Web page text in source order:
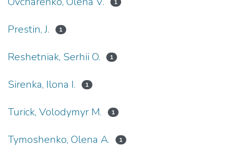
1
Prestin, J. 1
Reshetniak, Serhii O. 1
Sirenka, Ilona I. 1
Turick, Volodymyr M. 1
Tymoshenko, Olena A. 1